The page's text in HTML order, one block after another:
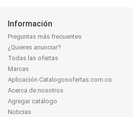
Información
Preguntas más frecuentes
¿Quieres anunciar?
Todas las ofertas
Marcas
Aplicación Catalogosofertas.com.co
Acerca de nosotros
Agregar catálogo
Noticias